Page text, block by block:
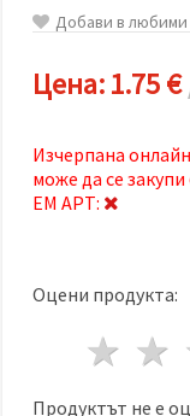
използваме
всички
натиснеш
"Приеми
всички!"
"Настройки",
и кликнеш
Добави в любими
Цена:1.75 €
Изчерпана онлайн
може да се закупи
ЕМ АРТ:
Оцени продукта:
1
Продуктът не е